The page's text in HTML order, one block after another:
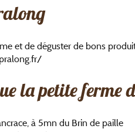
et de déguster de bons
la petite ferme
à 5mn du Brin de paille